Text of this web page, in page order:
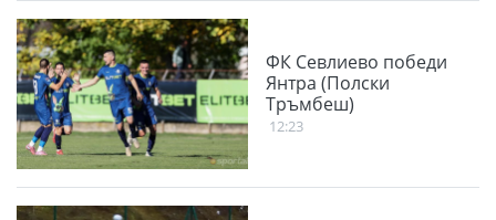
ФК Севлиево победи
Янтра (Полски
Тръмбеш)
12:23